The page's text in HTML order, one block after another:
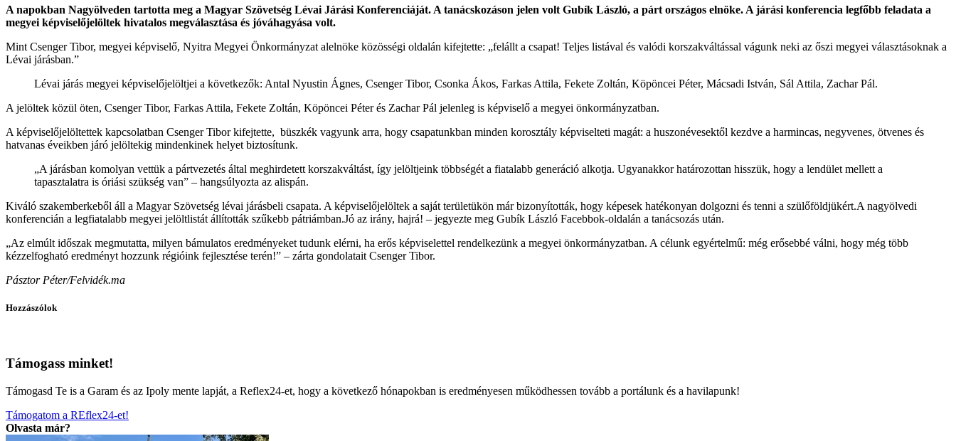
A napokban Nagyölveden tartotta meg a Magyar Szövetség Lévai Járási Konferenciáját. A tanácskozáson jelen volt Gubík László, a párt országos elnöke. A járási konferencia legfőbb feladata a
megyei képviselőjelöltek hivatalos megválasztása és jóváhagyása volt.
Mint Csenger Tibor, megyei képviselő, Nyitra Megyei Önkormányzat alelnöke közösségi oldalán kifejtette: „felállt a csapat! Teljes listával és valódi korszakváltással vágunk neki az őszi megyei választásoknak a
Lévai járásban.”
Lévai járás megyei képviselőjelöltjei a következők: Antal Nyustin Ágnes, Csenger Tibor, Csonka Ákos, Farkas Attila, Fekete Zoltán, Köpöncei Péter, Mácsadi István, Sál Attila, Zachar Pál.
A jelöltek közül öten, Csenger Tibor, Farkas Attila, Fekete Zoltán, Köpöncei Péter és Zachar Pál jelenleg is képviselő a megyei önkormányzatban.
A képviselőjelöltettek kapcsolatban Csenger Tibor kifejtette, büszkék vagyunk arra, hogy csapatunkban minden korosztály képviselteti magát: a huszonévesektől kezdve a harmincas, negyvenes, ötvenes és
hatvanas éveikben járó jelöltekig mindenkinek helyet biztosítunk.
„A járásban komolyan vettük a pártvezetés által meghirdetett korszakváltást, így jelöltjeink többségét a fiatalabb generáció alkotja. Ugyanakkor határozottan hisszük, hogy a lendület mellett a
tapasztalatra is óriási szükség van” – hangsúlyozta az alispán.
Kiváló szakemberkeből áll a Magyar Szövetség lévai járásbeli csapata. A képviselőjelöltek a saját területükön már bizonyították, hogy képesek hatékonyan dolgozni és tenni a szülőföldjükért.A nagyölvedi
konferencián a legfiatalabb megyei jelöltlistát állították szűkebb pátriámban.Jó az irány, hajrá! – jegyezte meg Gubík László Facebbok-oldalán a tanácsozás után.
„Az elmúlt időszak megmutatta, milyen bámulatos eredményeket tudunk elérni, ha erős képviselettel rendelkezünk a megyei önkormányzatban. A célunk egyértelmű: még erősebbé válni, hogy még több
kézzelfogható eredményt hozzunk régióink fejlesztése terén!” – zárta gondolatait Csenger Tibor.
Pásztor Péter/Felvidék.ma
Hozzászólok
Támogass minket!
Támogasd Te is a Garam és az Ipoly mente lapját, a Reflex24-et, hogy a következő hónapokban is eredményesen működhessen tovább a portálunk és a havilapunk!
Támogatom a REflex24-et!
Olvasta már?